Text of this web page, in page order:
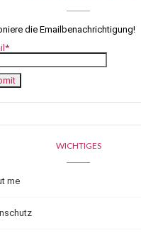
die Emailbenachrichtigung!
WICHTIGES
me